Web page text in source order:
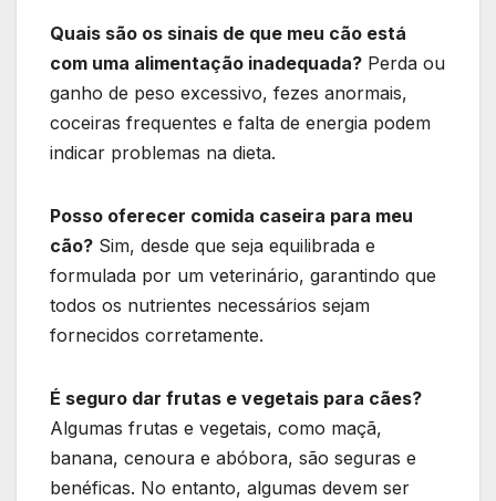
Quais são os sinais de que meu cão está
com uma alimentação inadequada? Perda ou
ganho de peso excessivo, fezes anormais,
coceiras frequentes e falta de energia podem
indicar problemas na dieta.
Posso oferecer comida caseira para meu
cão? Sim, desde que seja equilibrada e
formulada por um veterinário, garantindo que
todos os nutrientes necessários sejam
fornecidos corretamente.
É seguro dar frutas e vegetais para cães?
Algumas frutas e vegetais, como maçã,
banana, cenoura e abóbora, são seguras e
benéficas. No entanto, algumas devem ser